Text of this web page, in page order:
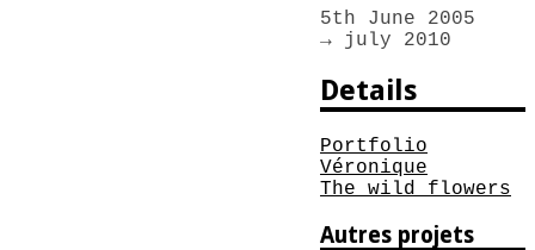
5th June 2005
→ july 2010
Details
Portfolio
Véronique
The wild flowers
Autres projets